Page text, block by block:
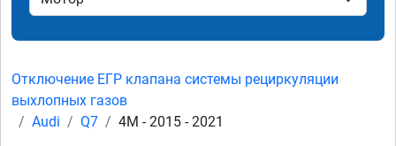
Отключение ЕГР клапана системы рециркуляции
выхлопных газов
Audi
Q7 4M - 2015 - 2021